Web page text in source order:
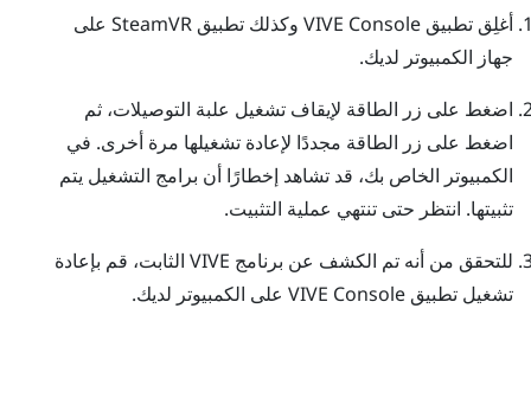
أغلِق تطبيق VIVE Console وكذلك تطبيق SteamVR على
جهاز الكمبيوتر لديك.
اضغط على زر الطاقة لإيقاف تشغيل علبة التوصيلات، ثم
اضغط على زر الطاقة مجددًا لإعادة تشغيلها مرة أخرى. في
الكمبيوتر الخاص بك، قد تشاهد إخطارًا أن برامج التشغيل يتم
تثبيتها. انتظر حتى تنتهي عملية التثبيت.
للتحقق من أنه تم الكشف عن برنامج VIVE الثابت، قم بإعادة
تشغيل تطبيق VIVE Console على الكمبيوتر لديك.